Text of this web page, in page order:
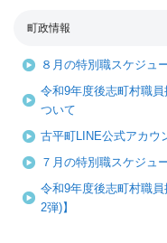
町政情報
８月の特別職スケジュ
令和9年度後志町村職
ついて
古平町LINE公式アカウ
７月の特別職スケジュ
令和9年度後志町村職
2弾)】